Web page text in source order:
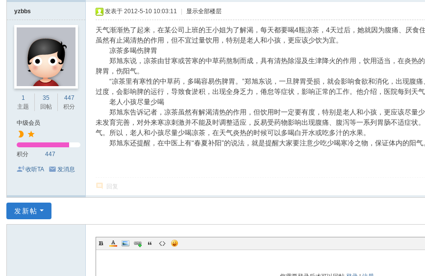
网yzbbs
1
主题
35
回帖
447
积分
中级会员
积分 447
收听TA 发消息
发表于 2012-5-10 10:03:11 显示全部楼层
天气渐渐热了起来，在某公司上班的王小姐为了解渴，每天都要喝4瓶凉茶，4天过后，她就因为腹痛、厌
虽然有止渴清热的作用，但不宜过量饮用，特别是老人和小孩，更应该少饮为宜。
凉茶多喝伤脾胃
郑旭东说，凉茶由甘寒或苦寒的中草药熬制而成，具有清热除湿及生津降火的作用，饮用适当，在炎热
脾胃，伤阳气。
“凉茶里有寒性的中草药，多喝容易伤脾胃。”郑旭东说，一旦脾胃受损，就会影响食欲和消化，出现腹
过度，会影响脾的运行，导致食淤积，出现全身乏力，倦怠等症状，影响正常的工作。他介绍，医院每到天
老人小孩尽量少喝
郑旭东告诉记者，凉茶虽然有解渴清热的作用，但饮用时一定要有度，特别是老人和小孩，更应该尽量
未发育完善，对外来寒凉刺激并不能及时调整适应，反易受药物影响出现腹痛、腹泻等一系列胃肠不适症状
气。所以，老人和小孩尽量少喝凉茶，在天气炎热的时候可以多喝白开水或吃多汁的水果。
郑旭东还提醒，在中医上有“春夏补阳”的说法，就是提醒大家要注意少吃少喝寒冷之物，保证体内的阳气
回复
发新帖